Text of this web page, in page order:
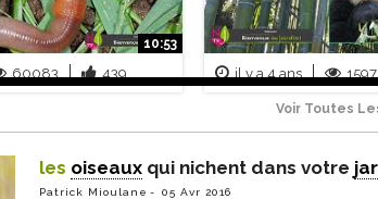
10:53
60083 439 il y a 4 ans 1597
Voir Toutes
les oiseaux qui nichent dans votre
Patrick Mioulane 05 Avr 2016